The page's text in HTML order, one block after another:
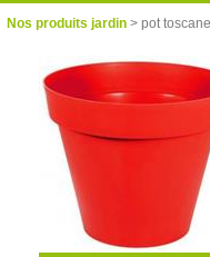
Nos produits jardin > pot